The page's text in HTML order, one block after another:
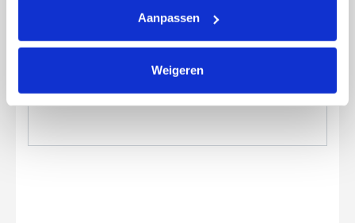
Aanpassen
Weigeren
Referentie